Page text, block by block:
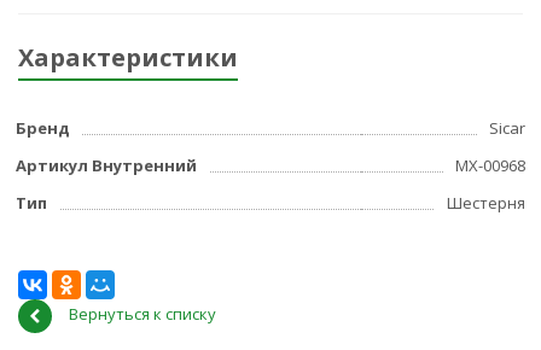
Характеристики
Бренд
Sicar
Артикул Внутренний
МХ-00968
Тип
Шестерня
Вернуться к списку